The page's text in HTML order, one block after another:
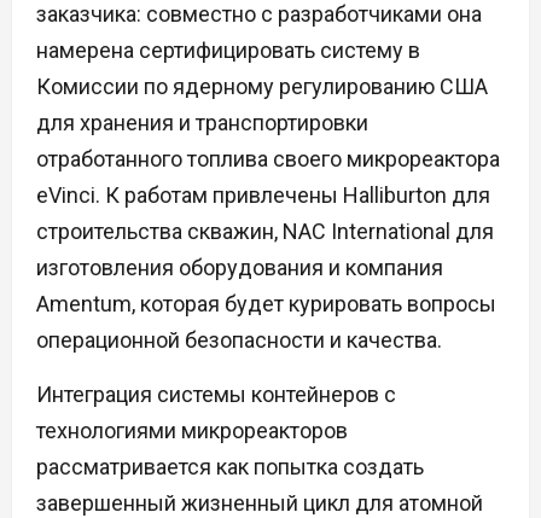
заказчика: совместно с разработчиками она
намерена сертифицировать систему в
Комиссии по ядерному регулированию США
для хранения и транспортировки
отработанного топлива своего микрореактора
eVinci. К работам привлечены Halliburton для
строительства скважин, NAC International для
изготовления оборудования и компания
Amentum, которая будет курировать вопросы
операционной безопасности и качества.
Интеграция системы контейнеров с
технологиями микрореакторов
рассматривается как попытка создать
завершенный жизненный цикл для атомной